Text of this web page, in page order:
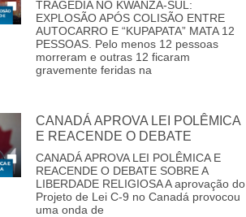
TRAGÉDIA NO KWANZA-SUL:
EXPLOSÃO APÓS COLISÃO ENTRE
AUTOCARRO E “KUPAPATA” MATA 12
PESSOAS. Pelo menos 12 pessoas
morreram e outras 12 ficaram
gravemente feridas na
CANADÁ APROVA LEI POLÊMICA
E REACENDE O DEBATE
CANADÁ APROVA LEI POLÊMICA E
REACENDE O DEBATE SOBRE A
LIBERDADE RELIGIOSA A aprovação do
Projeto de Lei C-9 no Canadá provocou
uma onda de